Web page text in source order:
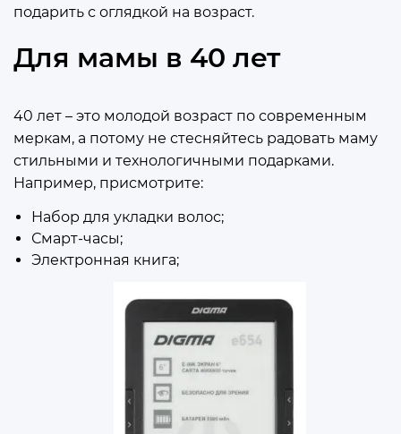
подарить с оглядкой на возраст.
Для мамы в 40 лет
40 лет – это молодой возраст по современным
меркам, а потому не стесняйтесь радовать маму
стильными и технологичными подарками.
Например, присмотрите:
Набор для укладки волос;
Смарт-часы;
Электронная книга;